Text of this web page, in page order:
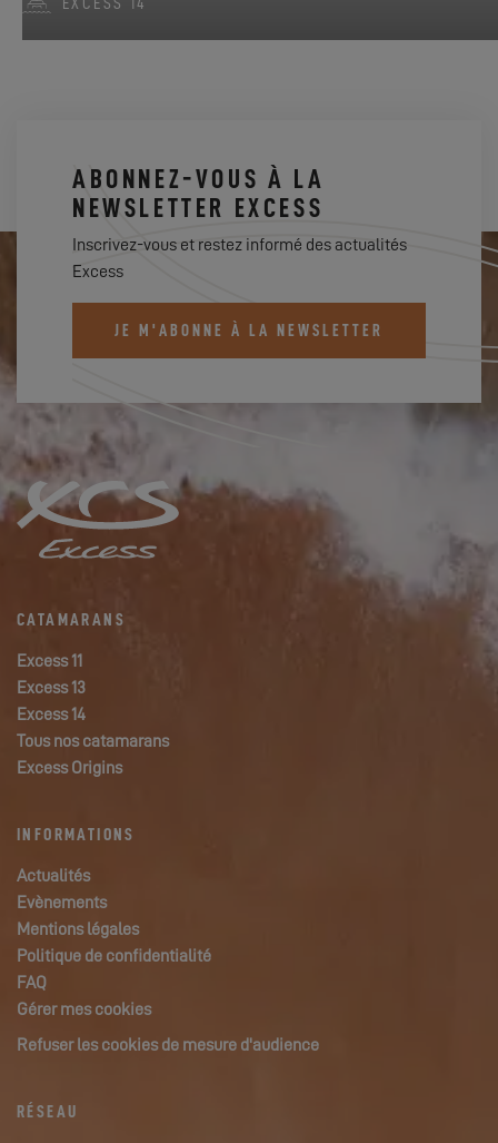
ABONNEZ-VOUS À LA
NEWSLETTER EXCESS
Inscrivez-vous et restez informé des actualités
Excess
JE M'ABONNE À LA NEWSLETTER
CATAMARANS
Excess 11
Excess 13
Excess 14
Tous nos catamarans
Excess Origins
INFORMATIONS
Actualités
Evènements
Mentions légales
Politique de confidentialité
FAQ
Gérer mes cookies
Refuser les cookies de mesure d'audience
RÉSEAU